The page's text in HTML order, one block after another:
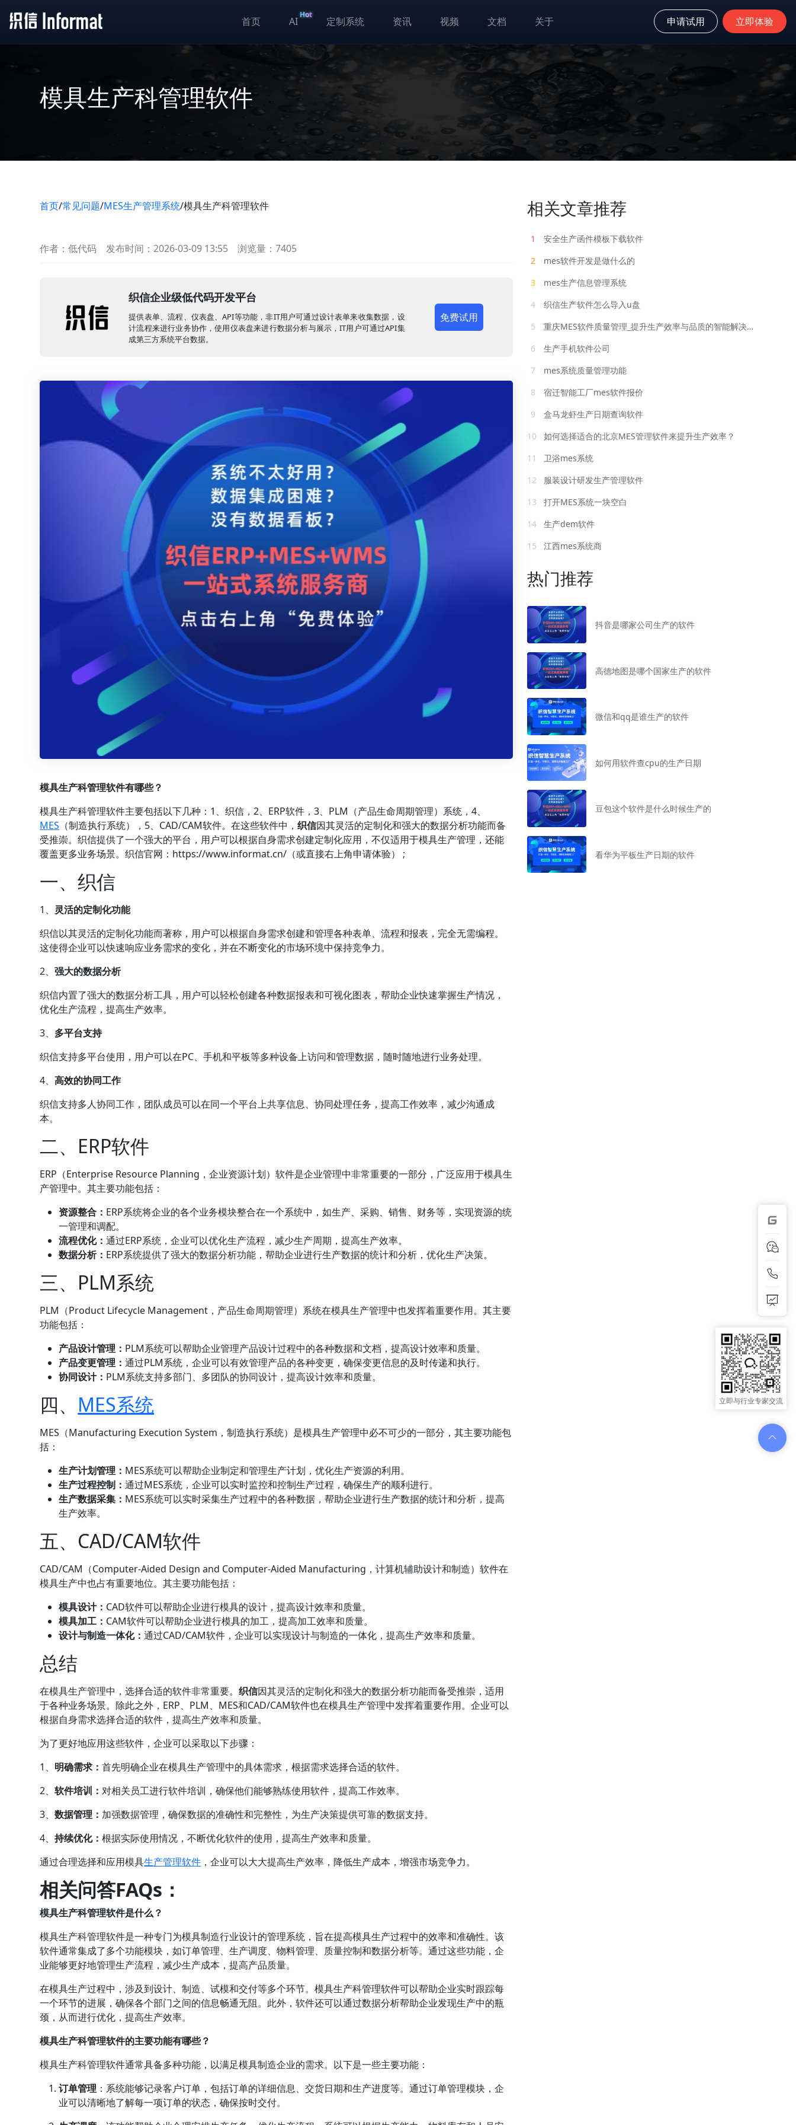
首页 AI
Hot
定制系统 资讯 视频 文档 关于 申请试用 立即体验
模具生产科管理软件
首页/常见问题/MES生产管理系统/模具生产科管理软件
作者：低代码 发布时间：2026-03-09 13:55 浏览量：7405
织信企业级低代码开发平台
提供表单、流程、仪表盘、API等功能，非IT用户可通过设计表单来收集数据，设
计流程来进行业务协作，使用仪表盘来进行数据分析与展示，IT用户可通过API集
成第三方系统平台数据。
免费试用
模具生产科管理软件有哪些？
模具生产科管理软件主要包括以下几种：1、织信 ，2、 ERP软件，3、PLM（产品生命周期管理）系统，4、
MES （制造执行系统），5、CAD/CAM软件。在这些软件中，织信因其灵活的定制化和强大的数据分析功能而备
受推崇。织信提供了一个强大的平台，用户可以根据自身需求创建定制化应用，不仅适用于模具生产管理 ，还能
覆盖更多业务场景。织信官网： https://www.informat.cn/（或直接右上角申请体验） ;
一、织信
1、 灵活的定制化功能
织信以其灵活的定制化功能而著称，用户可以根据自身需求创建和管理各种表单、流程和报表，完全无需编程。
这使得企业可以快速响应业务需求的变化，并在不断变化的市场环境中保持竞争力。
2、强大的数据分析
织信内置了强大的数据分析工具，用户可以轻松创建各种数据报表和可视化图表，帮助企业快速掌握生产情况，
优化生产流程，提高生产效率。
3、 多平台支持
织信支持多平台使用，用户可以在PC、手机和平板等多种设备上访问和管理数据，随时随地进行业务处理。
4、高效的协同工作
织信支持多人协同工作，团队成员可以在同一个平台上共享信息、协同处理任务，提高工作效率，减少沟通成
本。
二、ERP软件
ERP（Enterprise Resource Planning，企业资源计划）软件是企业管理中非常重要的一部分，广泛应用于模具生
产管理中。其主要功能包括：
资源整合： ERP系统将企业的各个业务模块整合在一个系统中，如生产、采购、销售、财务等，实现资源的统
一管理和调配。
流程优化：通过ERP系统，企业可以优化生产流程，减少生产周期，提高生产效率。
数据分析： ERP系统提供了强大的数据分析功能，帮助企业进行生产数据的统计和分析，优化生产决策。
三、PLM系统
PLM（Product Lifecycle Management，产品生命周期管理）系统在模具生产管理中也发挥着重要作用。其主要
功能包括：
产品设计管理： PLM系统可以帮助企业管理产品设计过程中的各种数据和文档，提高设计效率和质量。
产品变更管理：通过PLM系统，企业可以有效管理产品的各种变更，确保变更信息的及时传递和执行。
协同设计： PLM系统支持多部门、多团队的协同设计，提高设计效率和质量。
四、 MES系统
MES（Manufacturing Execution System，制造执行系统）是模具生产管理中必不可少的一部分，其主要功能包
括：
生产计划管理： MES系统可以帮助企业制定和管理生产计划，优化生产资源的利用。
生产过程控制：通过MES系统，企业可以实时监控和控制生产过程，确保生产的顺利进行。
生产数据采集： MES系统可以实时采集生产过程中的各种数据，帮助企业进行生产数据的统计和分析，提高
生产效率。
五、CAD/CAM软件
CAD/CAM（Computer-Aided Design and Computer-Aided Manufacturing，计算机辅助设计和制造）软件在
模具生产中也占有重要地位。其主要功能包括：
模具设计： CAD软件可以帮助企业进行模具的设计，提高设计效率和质量。
模具加工： CAM软件可以帮助企业进行模具的加工，提高加工效率和质量。
设计与制造一体化：通过CAD/CAM软件，企业可以实现设计与制造的一体化，提高生产效率和质量。
总结
在模具生产管理中，选择合适的软件非常重要。织信因其灵活的定制化和强大的数据分析功能而备受推崇，适用
于各种业务场景。除此之外，ERP、PLM、MES和CAD/CAM软件也在模具生产管理中发挥着重要作用。企业可以
根据自身需求选择合适的软件，提高生产效率和质量。
为了更好地应用这些软件，企业可以采取以下步骤：
1、 明确需求：首先明确企业在模具生产管理中的具体需求，根据需求选择合适的软件。
2、软件培训：对相关员工进行软件培训，确保他们能够熟练使用软件，提高工作效率。
3、数据管理： 加强数据管理，确保数据的准确性和完整性，为生产决策提供可靠的数据支持。
4、持续优化：根据实际使用情况，不断优化软件的使用，提高生产效率和质量。
通过合理选择和应用模具生产管理软件 ，企业可以大大提高生产效率，降低生产成本，增强市场竞争力。
相关问答FAQs：
模具生产科管理软件是什么？
模具生产科管理软件是一种专门为模具制造行业设计的管理系统，旨在提高模具生产过程中的效率和准确性。该
软件通常集成了多个功能模块，如订单管理、生产调度、物料管理、质量控制和数据分析等。通过这些功能，企
业能够更好地管理生产流程，减少生产成本，提高产品质量。
在模具生产过程中，涉及到设计、制造、试模和交付等多个环节。模具生产科管理软件可以帮助企业实时跟踪每
一个环节的进展，确保各个部门之间的信息畅通无阻。此外，软件还可以通过数据分析帮助企业发现生产中的瓶
颈，从而进行优化，提高生产效率。
模具生产科管理软件的主要功能有哪些？
模具生产科管理软件通常具备多种功能，以满足模具制造企业的需求。以下是一些主要功能：
订单管理 ：系统能够记录客户订单，包括订单的详细信息、交货日期和生产进度等。通过订单管理模块，企
业可以清晰地了解每一项订单的状态，确保按时交付。
相关文章推荐
1
安全生产函件模板下载软件
2
mes软件开发是做什么的
3
mes生产信息管理系统
4
织信生产软件怎么导入u盘
5
重庆MES软件质量管理_提升生产效率与品质的智能解决方案
6
生产手机软件公司
7
mes系统质量管理功能
8
宿迁智能工厂mes软件报价
9
盒马龙虾生产日期查询软件
10
如何选择适合的北京MES管理软件来提升生产效率？
11
卫浴mes系统
12
服装设计研发生产管理软件
13
打开MES系统一块空白
14
生产dem软件
15
江西mes系统商
热门推荐
抖音是哪家公司生产的软件
高德地图是哪个国家生产的软件
微信和qq是谁生产的软件
如何用软件查cpu的生产日期
豆包这个软件是什么时候生产的
看华为平板生产日期的软件
立即与行业专家交流